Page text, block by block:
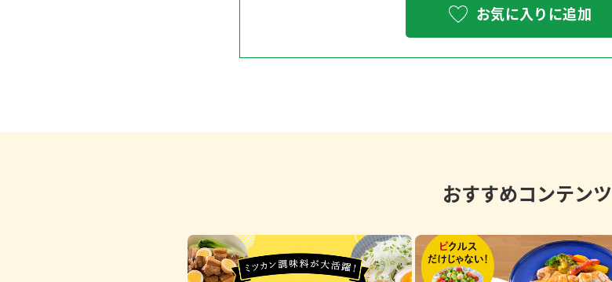
お気に入りに追加
おすすめコンテンツ